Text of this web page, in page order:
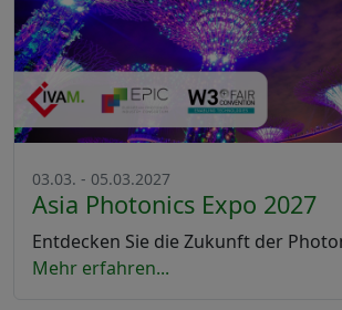
03.03. - 05.03.2027
Asia Photonics Expo 2027
Entdecken Sie die Zukunft der
Mehr erfahren...